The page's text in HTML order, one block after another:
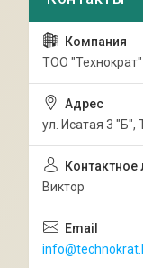
ТОО "Технократ"
ул. Исатая 3 "Б",
Виктор